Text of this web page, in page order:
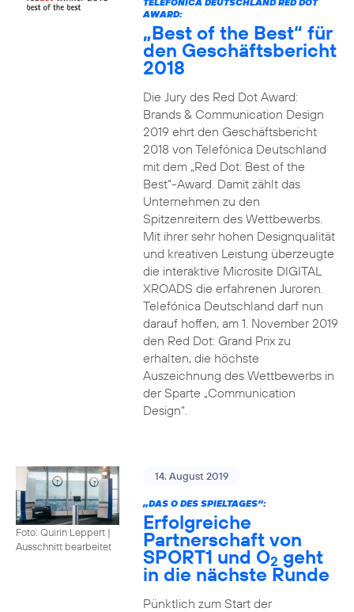
AWARD:
„Best of the Best“ für
den Geschäftsbericht
2018
Die Jury des Red Dot Award:
Brands & Communication Design
2019 ehrt den Geschäftsbericht
2018 von Telefónica Deutschland
mit dem „Red Dot: Best of the
Best“-Award. Damit zählt das
Unternehmen zu den
Spitzenreitern des Wettbewerbs.
Mit ihrer sehr hohen Designqualität
und kreativen Leistung überzeugte
die interaktive Microsite DIGITAL
XROADS die erfahrenen Juroren.
Telefónica Deutschland darf nun
darauf hoffen, am 1. November 2019
den Red Dot: Grand Prix zu
erhalten, die höchste
Auszeichnung des Wettbewerbs in
der Sparte „Communication
Design“.
Foto: Quirin Leppert |
Ausschnitt bearbeitet
14. August 2019
„DAS O DES SPIELTAGES“:
Erfolgreiche
Partnerschaft von
SPORT1 und O2 geht
in die nächste Runde
Pünktlich zum Start der